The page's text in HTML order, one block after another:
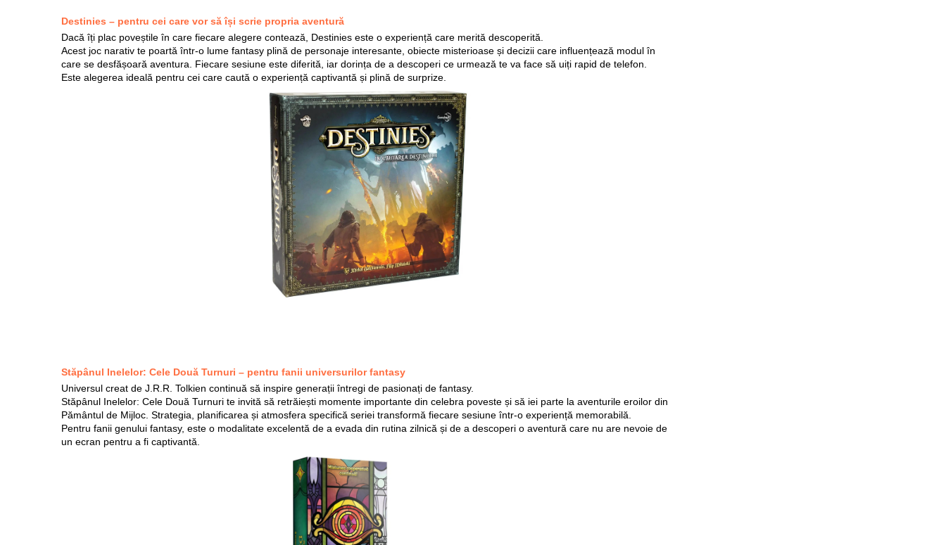
Destinies – pentru cei care vor să își scrie propria aventură
Dacă îți plac poveștile în care fiecare alegere contează, Destinies este o experiență care merită descoperită.
Acest joc narativ te poartă într-o lume fantasy plină de personaje interesante, obiecte misterioase și decizii care influențează modul în
care se desfășoară aventura. Fiecare sesiune este diferită, iar dorința de a descoperi ce urmează te va face să uiți rapid de telefon.
Este alegerea ideală pentru cei care caută o experiență captivantă și plină de surprize.
Stăpânul Inelelor: Cele Două Turnuri – pentru fanii universurilor fantasy
Universul creat de J.R.R. Tolkien continuă să inspire generații întregi de pasionați de fantasy.
Stăpânul Inelelor: Cele Două Turnuri te invită să retrăiești momente importante din celebra poveste și să iei parte la aventurile eroilor din
Pământul de Mijloc. Strategia, planificarea și atmosfera specifică seriei transformă fiecare sesiune într-o experiență memorabilă.
Pentru fanii genului fantasy, este o modalitate excelentă de a evada din rutina zilnică și de a descoperi o aventură care nu are nevoie de
un ecran pentru a fi captivantă.